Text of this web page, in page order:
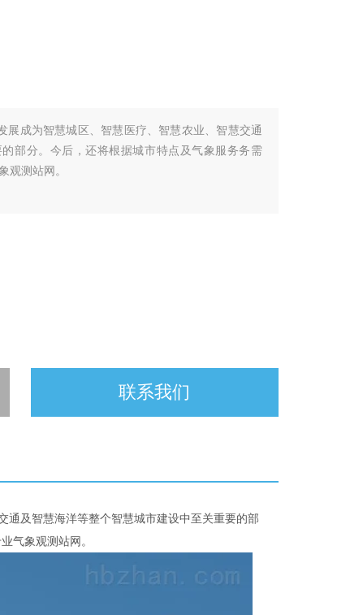
展成为智慧城区、智慧医疗、智慧农业、智慧交通
部分。今后，还将根据城市特点及气象服务务需
观测站网。
联系我们
通及智慧海洋等整个智慧城市建设中至关重要的部
气象观测站网。